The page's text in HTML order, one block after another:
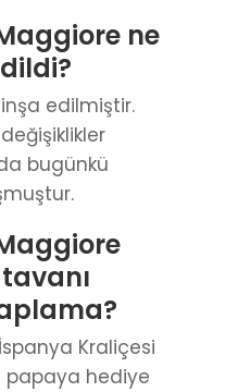
ne
inşa edilmiştir.
bugünkü
tavanı
Kraliçesi
papaya hediye